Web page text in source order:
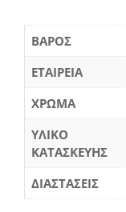
ΒΆΡΟΣ
ΕΤΑΙΡΕΙΑ
ΧΡΩΜΑ
ΥΛΙΚΟ
ΚΑΤΑΣΚΕΥΗΣ
ΔΙΑΣΤΑΣΕΙΣ